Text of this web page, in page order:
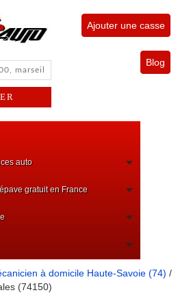
Ajouter une casse
Blog
auto
gratuit en France
à domicile Haute-Savoie (74) /
(74150)